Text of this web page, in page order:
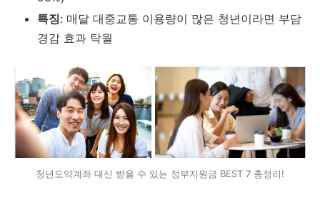
특징: 매달 대중교통 이용량이 많은 청년이라면 부담
경감 효과 탁월
청년도약계좌 대신 받을 수 있는 정부지원금 BEST 7 총정리!